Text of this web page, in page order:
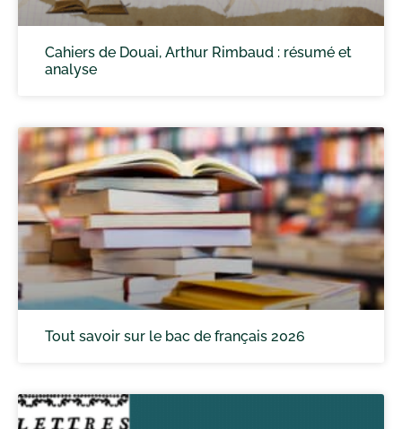
Cahiers de Douai, Arthur Rimbaud : résumé et
analyse
Tout savoir sur le bac de français 2026